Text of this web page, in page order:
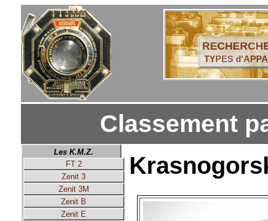
TYPES
Classement
Les K.M.Z.
FT 2
Zenit 3
Zenit 3M
Zenit B
Zenit E